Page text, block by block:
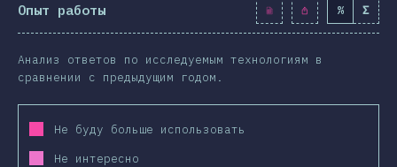
Опыт работы % Σ
Анализ ответов по исследуемым технологиям в
сравнении с предыдущим годом.
Не буду больше использовать
Не интересно